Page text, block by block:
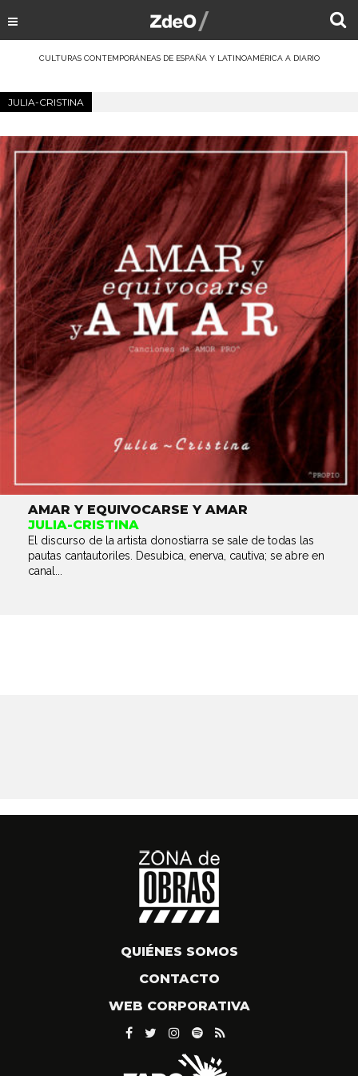
CULTURAS CONTEMPORÁNEAS DE ESPAÑA Y LATINOAMÉRICA A DIARIO
JULIA-CRISTINA
AMAR Y EQUIVOCARSE Y AMAR
JULIA-CRISTINA
El discurso de la artista donostiarra se sale de todas las
pautas cantautoriles. Desubica, enerva, cautiva; se abre en
canal...
QUIÉNES SOMOS
CONTACTO
WEB CORPORATIVA